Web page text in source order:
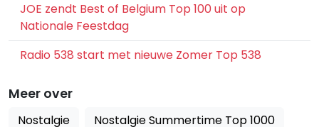
JOE zendt Best of Belgium Top 100 uit op
Nationale Feestdag
Radio 538 start met nieuwe Zomer Top 538
Meer over
Nostalgie Nostalgie Summertime Top 1000